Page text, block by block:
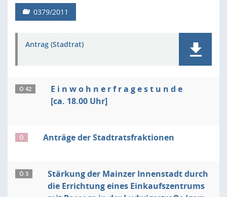
0379/2011
Antrag (Stadtrat)
Ö 42
E i n w o h n e r f r a g e s t u n d e
[ca. 18.00 Uhr]
Ö Anträge der Stadtratsfraktionen
Ö 3
Stärkung der Mainzer Innenstadt durch
die Errichtung eines Einkaufszentrums